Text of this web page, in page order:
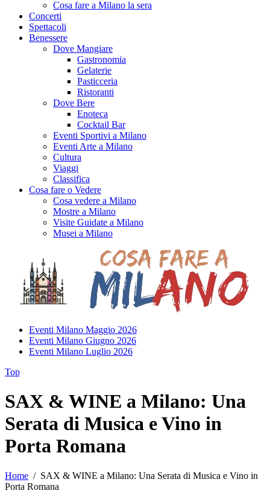
Cosa fare a Milano la sera
Concerti
Spettacoli
Benessere
Dove Mangiare
Gastronomia
Gelaterie
Pasticceria
Ristoranti
Dove Bere
Enoteca
Cocktail Bar
Eventi Sportivi a Milano
Eventi Arte a Milano
Cultura
Viaggi
Classifica
Cosa fare o Vedere
Cosa vedere a Milano
Mostre a Milano
Visite Guidate a Milano
Musei a Milano
Eventi Milano Maggio 2026
Eventi Milano Giugno 2026
Eventi Milano Luglio 2026
Top
SAX & WINE a Milano: Una
Serata di Musica e Vino in
Porta Romana
Home / SAX & WINE a Milano: Una Serata di Musica e Vino in
Porta Romana